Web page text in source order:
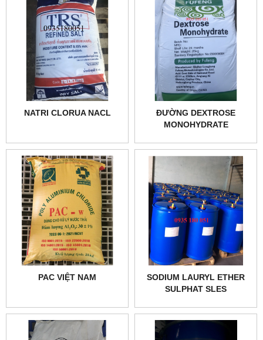
NATRI CLORUA NACL
ĐƯỜNG DEXTROSE
MONOHYDRATE
PAC VIỆT NAM
SODIUM LAURYL ETHER
SULPHAT SLES